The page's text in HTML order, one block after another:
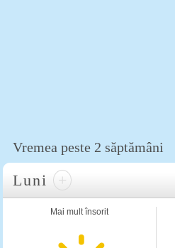
Vremea peste 2 săptămâni
Luni +
Mai mult însorit